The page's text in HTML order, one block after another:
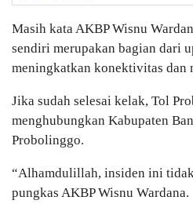
Masih kata AKBP Wisnu
sendiri merupakan bagian dari
meningkatkan konektivitas dan
Jika sudah selesai kelak, Tol
menghubungkan Kabupaten
Probolinggo.
“Alhamdulillah, insiden ini
pungkas AKBP Wisnu Wardana.